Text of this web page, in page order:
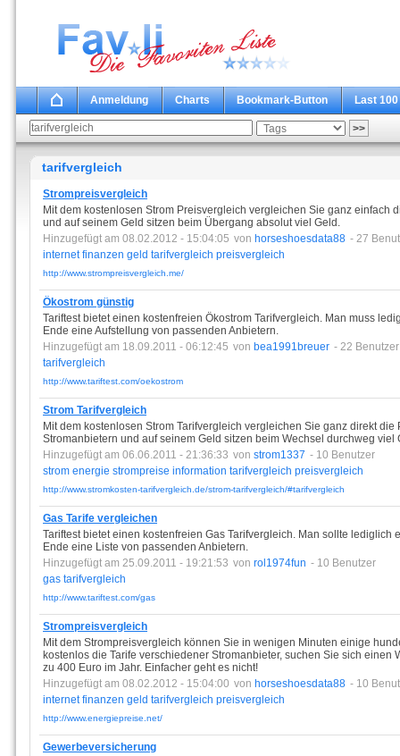
Anmeldung Charts Bookmark-Button Last 100
tarifvergleich
Strompreisvergleich
Mit dem kostenlosen Strom Preisvergleich vergleichen Sie ganz einfach
und auf seinem Geld sitzen beim Übergang absolut viel Geld.
Hinzugefügt am 08.02.2012 - 15:04:05 von horseshoesdata88 - 27
internet finanzen geld tarifvergleich preisvergleich
http://www.strompreisvergleich.me/
Ökostrom günstig
Tariftest bietet einen kostenfreien Ökostrom Tarifvergleich. Man muss
Ende eine Aufstellung von passenden Anbietern.
Hinzugefügt am 18.09.2011 - 06:12:45 von bea1991breuer - 22 Benutzer
tarifvergleich
http://www.tariftest.com/oekostrom
Strom Tarifvergleich
Mit dem kostenlosen Strom Tarifvergleich vergleichen Sie ganz direkt
Stromanbietern und auf seinem Geld sitzen beim Wechsel durchweg viel
Hinzugefügt am 06.06.2011 - 21:36:33 von strom1337 - 10 Benutzer
strom energie strompreise information tarifvergleich preisvergleich
http://www.stromkosten-tarifvergleich.de/strom-tarifvergleich/#tarifvergleich
Gas Tarife vergleichen
Tariftest bietet einen kostenfreien Gas Tarifvergleich. Man sollte lediglich
Ende eine Liste von passenden Anbietern.
Hinzugefügt am 25.09.2011 - 19:21:53 von rol1974fun - 10 Benutzer
gas tarifvergleich
http://www.tariftest.com/gas
Strompreisvergleich
Mit dem Strompreisvergleich können Sie in wenigen Minuten einige
kostenlos die Tarife verschiedener Stromanbieter, suchen Sie sich einen
zu 400 Euro im Jahr. Einfacher geht es nicht!
Hinzugefügt am 08.02.2012 - 15:04:00 von horseshoesdata88 - 10
internet finanzen geld tarifvergleich preisvergleich
http://www.energiepreise.net/
Gewerbeversicherung